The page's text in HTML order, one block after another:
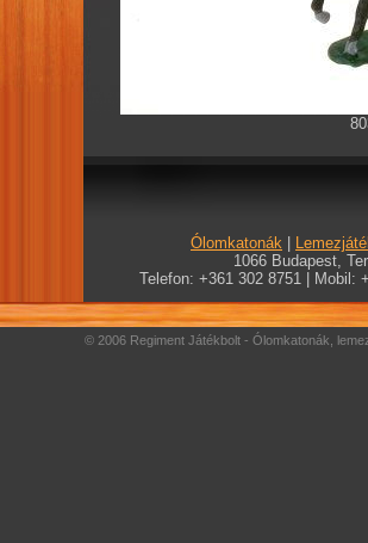
Ólomkatonák
1066 Budapest,
Telefon: +361 302 8751 | Mobil:
© 2006 Regiment Játékbolt - Ólomkatonák,